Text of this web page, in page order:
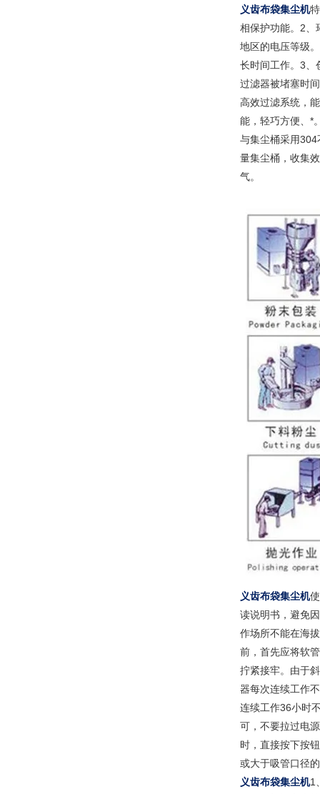
义齿布袋集尘机
相保护功能。2、
地区的电压等级
长时间工作。3、
过滤器被堵塞时
高效过滤系统，
能，轻巧方便、*
与集尘桶采用
量集尘桶，收集
气。
义齿布袋集尘机
读说明书，避免
作场所不能在海
前，首先应将软
拧紧接牢。由于
器每次连续工作
连续工作36小时
可，不要拉过电
时，直接按下按
或大于吸管口径
义齿布袋集尘机1